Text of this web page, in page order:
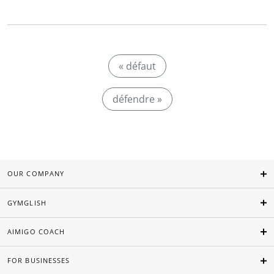
« défaut
défendre »
OUR COMPANY
GYMGLISH
AIMIGO COACH
FOR BUSINESSES